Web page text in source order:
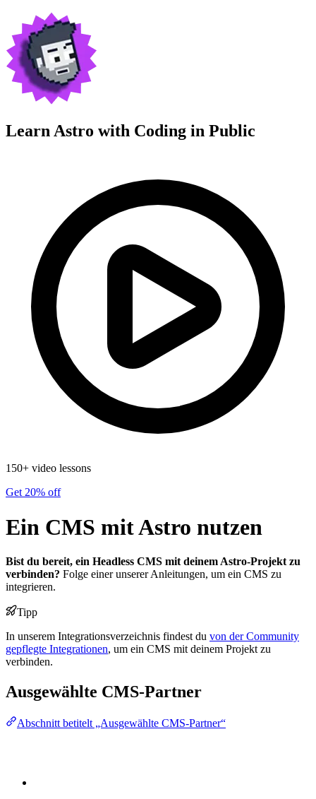
Learn Astro with Coding in Public
150+ video lessons
Get 20% off
Ein CMS mit Astro nutzen
Bist du bereit, ein Headless CMS mit deinem Astro-Projekt zu
verbinden? Folge einer unserer Anleitungen, um ein CMS zu
integrieren.
Tipp
In unserem Integrationsverzeichnis findest du von der Community
gepflegte Integrationen, um ein CMS mit deinem Projekt zu
verbinden.
Ausgewählte CMS-Partner
Abschnitt betitelt „Ausgewählte CMS-Partner“